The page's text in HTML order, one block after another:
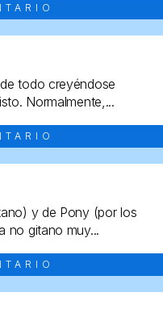
todo creyéndose
Normalmente,...
y de Pony (por los
no gitano muy...